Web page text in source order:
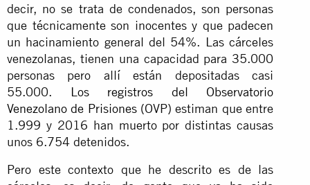
decir, no se trata de condenados, son personas
que técnicamente son inocentes y que padecen
un hacinamiento general del 54%. Las cárceles
venezolanas, tienen una capacidad para 35.000
personas pero allí están depositadas casi
55.000.
Los registros del Observatorio
Venezolano de Prisiones(OVP) estiman que entre
1.999 y 2016 han muerto por distintas causas
unos 6.754 detenidos.
Pero este contexto que he descrito es de las